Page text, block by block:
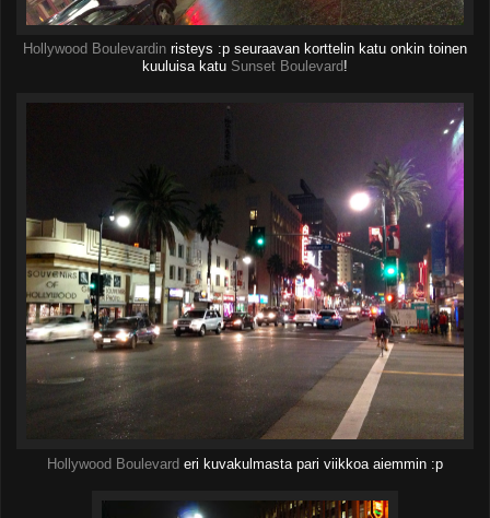
Hollywood Boulevardin risteys :p seuraavan korttelin katu onkin toinen
kuuluisa katu Sunset Boulevard!
Hollywood Boulevard eri kuvakulmasta pari viikkoa aiemmin :p